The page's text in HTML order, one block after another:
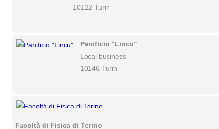
10122 Turin
Panificio "Lincu"
Local business
10146 Turin
Facoltà di Fisica di Torino